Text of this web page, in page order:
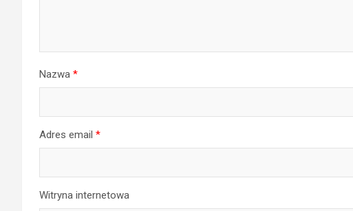
Nazwa *
Adres email *
Witryna internetowa